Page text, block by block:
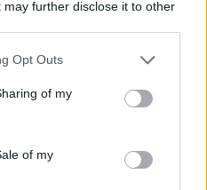
may further disclose it to other
uses one or more Google
behaviour. You may click to
and its third-party tags to
purposes in below Google
Opt Outs
of my
of my
είτε σε ξανθιά… version η
της κροατικής
Ντιναμό Βουκουρεστίου